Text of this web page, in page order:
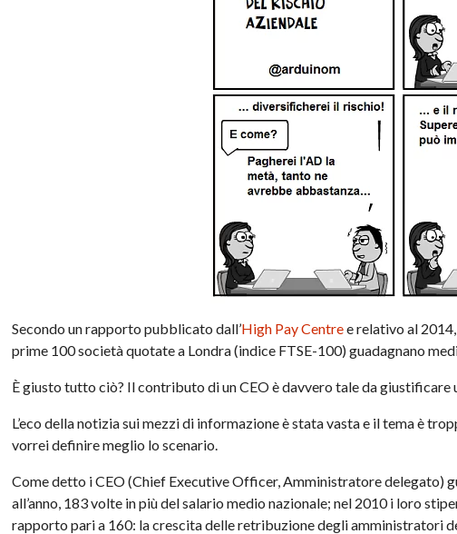
Secondo un rapporto pubblicato dall’High Pay Centree relativo al
prime 100 società quotate a Londra (indice FTSE-100) guadagnano
È giusto tutto ciò? Il contributo di un CEO è davvero tale da giustificare
L’eco della notizia sui mezzi di informazione è stata vasta e il tema è
vorrei definire meglio lo scenario.
Come detto i CEO (Chief Executive Officer, Amministratore delegato)
all’anno, 183 volte in più del salario medio nazionale; nel 2010 i loro
rapporto pari a 160: la crescita delle retribuzione degli amministratori